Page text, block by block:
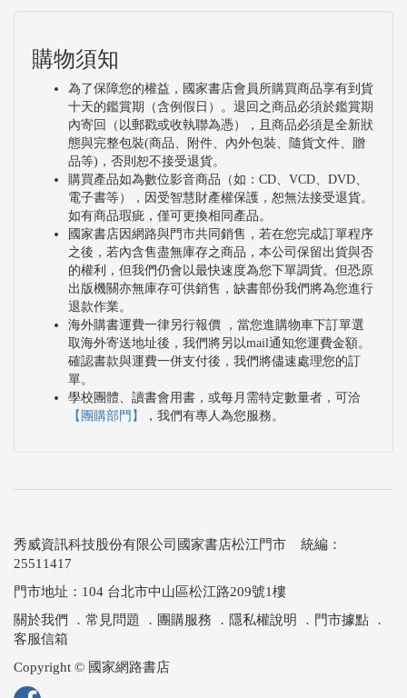
購物須知
為了保障您的權益，國家書店會員所購買商品享有到貨
十天的鑑賞期（含例假日）。退回之商品必須於鑑賞期
內寄回（以郵戳或收執聯為憑），且商品必須是全新狀
態與完整包裝(商品、附件、內外包裝、隨貨文件、贈
品等)，否則恕不接受退貨。
購買產品如為數位影音商品（如：CD、VCD、DVD、
電子書等），因受智慧財產權保護，恕無法接受退貨。
如有商品瑕疵，僅可更換相同產品。
國家書店因網路與門市共同銷售，若在您完成訂單程序
之後，若內含售盡無庫存之商品，本公司保留出貨與否
的權利，但我們仍會以最快速度為您下單調貨。但恐原
出版機關亦無庫存可供銷售，缺書部份我們將為您進行
退款作業。
海外購書運費一律另行報價 ，當您進購物車下訂單選
取海外寄送地址後，我們將另以mail通知您運費金額。
確認書款與運費一併支付後，我們將儘速處理您的訂
單。
學校團體、讀書會用書，或每月需特定數量者，可洽
【團購部門】
，我們有專人為您服務。
秀威資訊科技股份有限公司國家書店松江門市 統編：
25511417
門市地址：104 台北市中山區松江路209號1樓
關於我們
． 常見問題 ． 團購服務 ． 隱私權說明 ． 門市據點 ．
客服信箱
Copyright © 國家網路書店